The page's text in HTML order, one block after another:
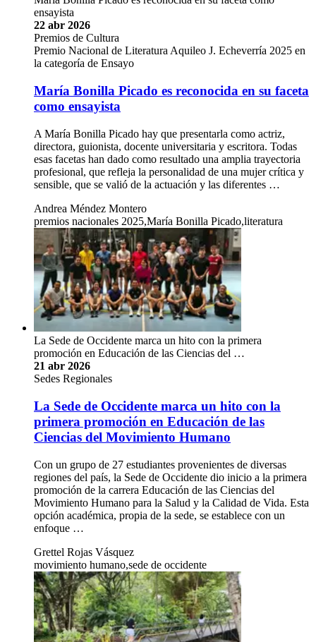
ensayista
22 abr 2026
Premios de Cultura
Premio Nacional de Literatura Aquileo J. Echeverría 2025 en
la categoría de Ensayo
María Bonilla Picado es reconocida en su faceta
como ensayista
A María Bonilla Picado hay que presentarla como actriz,
directora, guionista, docente universitaria y escritora. Todas
esas facetas han dado como resultado una amplia trayectoria
profesional, que refleja la personalidad de una mujer crítica y
sensible, que se valió de la actuación y las diferentes …
Andrea Méndez Montero
premios nacionales 2025,María Bonilla Picado,literatura
La Sede de Occidente marca un hito con la primera
promoción en Educación de las Ciencias del …
21 abr 2026
Sedes Regionales
La Sede de Occidente marca un hito con la
primera promoción en Educación de las
Ciencias del Movimiento Humano
Con un grupo de 27 estudiantes provenientes de diversas
regiones del país, la Sede de Occidente dio inicio a la primera
promoción de la carrera Educación de las Ciencias del
Movimiento Humano para la Salud y la Calidad de Vida. Esta
opción académica, propia de la sede, se establece con un
enfoque …
Grettel Rojas Vásquez
movimiento humano,sede de occidente